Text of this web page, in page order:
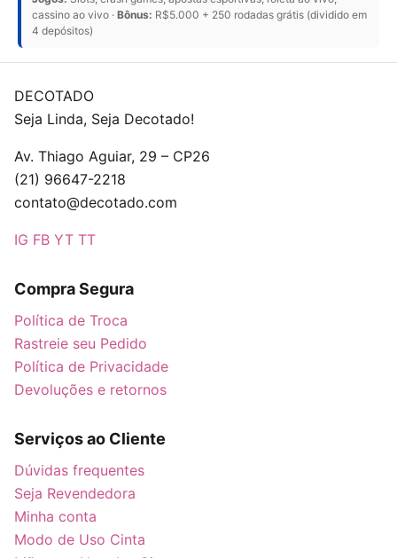
cassino ao vivo · Bônus: R$5.000 + 250 rodadas grátis (dividido em
4 depósitos)
DECOTADO
Seja Linda, Seja Decotado!
Av. Thiago Aguiar, 29 – CP26
(21) 96647-2218
contato@decotado.com
IG FB YT TT
Compra Segura
Política de Troca
Rastreie seu Pedido
Política de Privacidade
Devoluções e retornos
Serviços ao Cliente
Dúvidas frequentes
Seja Revendedora
Minha conta
Modo de Uso Cinta